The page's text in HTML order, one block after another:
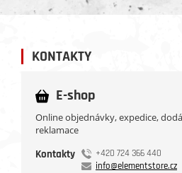
KONTAKTY
E-shop
Online objednávky, expedice,
reklamace
Kontakty
+420 724 366 440
info@elementstore.cz